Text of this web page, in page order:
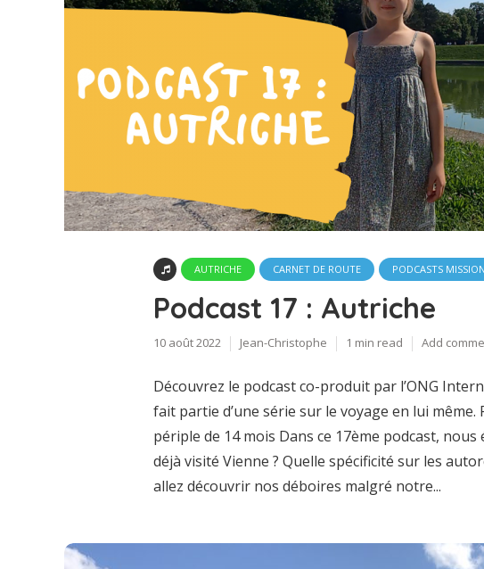
AUTRICHE CARNET DE ROUTE PODCASTS
Podcast 17 : Autriche
10 août 2022 Jean-Christophe 1 min read Add
Découvrez le podcast co-produit par l’ONG
fait partie d’une série sur le voyage en lui même.
périple de 14 mois Dans ce 17ème podcast, nous
déjà visité Vienne ? Quelle spécificité sur les
allez découvrir nos déboires malgré notre...